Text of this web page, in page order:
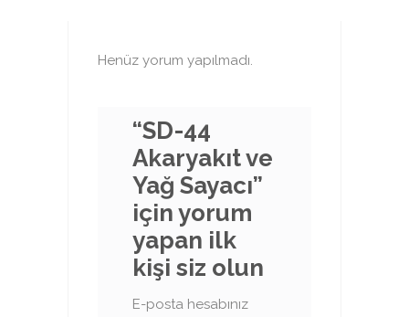
Henüz yorum yapılmadı.
“SD-44
Akaryakıt ve
Yağ Sayacı”
için yorum
yapan ilk
kişi siz olun
E-posta hesabınız